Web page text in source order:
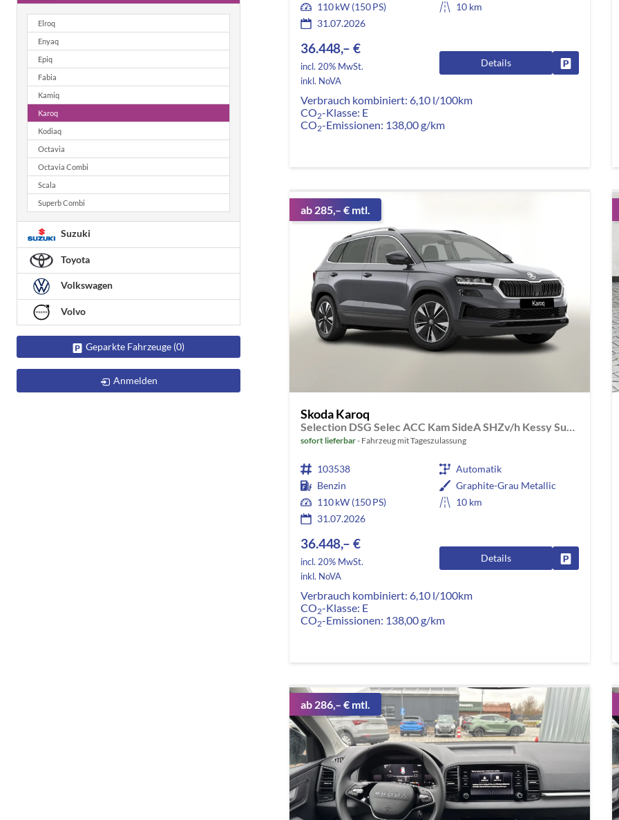
110 kW (150 PS)
10 km
31.07.2026
36.448,– €
incl. 20% MwSt.
inkl. NoVA
Details Fahrzeug
Verbrauch kombiniert: 6,10 l/100km
CO2-Klasse: E
CO2-Emissionen: 138,00 g/km
ab 285,– € mtl.
Skoda Karoq
Selection DSG Selec ACC Kam SideA SHZv/h Kessy SunS
sofort lieferbar Fahrzeug mit Tageszulassung
103538
Automatik
Benzin
Graphite-Grau Metallic
110 kW (150 PS)
10 km
31.07.2026
36.448,– €
incl. 20% MwSt.
inkl. NoVA
Details Fahrzeug
Verbrauch kombiniert: 6,10 l/100km
CO2-Klasse: E
CO2-Emissionen: 138,00 g/km
ab 286,– € mtl.
Elroq
Enyaq
Epiq
Fabia
Kamiq
Karoq
Kodiaq
Octavia
Octavia Combi
Scala
Superb Combi
Suzuki
Toyota
Volkswagen
Volvo
Geparkte Fahrzeuge (0)
Anmelden